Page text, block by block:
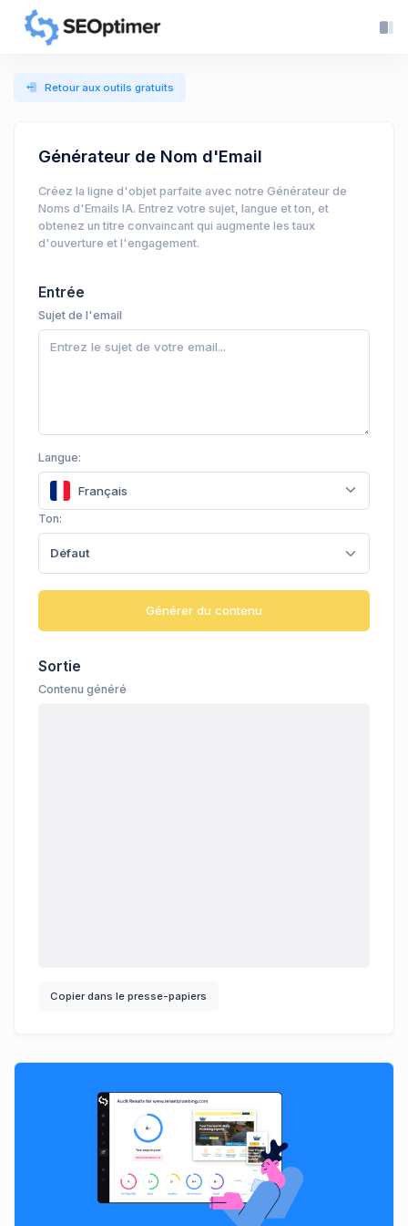
Retour aux outils gratuits
Générateur de Nom d'Email
Créez la ligne d'objet parfaite avec notre Générateur de
Noms d'Emails IA. Entrez votre sujet, langue et ton, et
obtenez un titre convaincant qui augmente les taux
d'ouverture et l'engagement.
Entrée
Sujet de l'email
Langue:
Français
Ton:
Défaut
Générer du contenu
Sortie
Contenu généré
Copier dans le presse-papiers